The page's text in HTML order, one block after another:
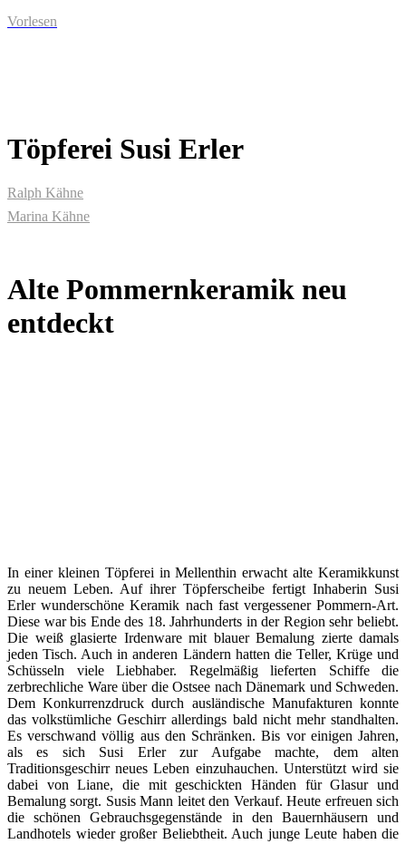
Vorlesen
Töpferei Susi Erler
Ralph Kähne
Marina Kähne
Alte Pommernkeramik neu
entdeckt
In einer kleinen Töpferei in Mellenthin erwacht alte Keramikkunst
zu neuem Leben. Auf ihrer Töpferscheibe fertigt Inhaberin Susi
Erler wunderschöne Keramik nach fast vergessener Pommern-Art.
Diese war bis Ende des 18. Jahrhunderts in der Region sehr beliebt.
Die weiß glasierte Irdenware mit blauer Bemalung zierte damals
jeden Tisch. Auch in anderen Ländern hatten die Teller, Krüge und
Schüsseln viele Liebhaber. Regelmäßig lieferten Schiffe die
zerbrechliche Ware über die Ostsee nach Dänemark und Schweden.
Dem Konkurrenzdruck durch ausländische Manufakturen konnte
das volkstümliche Geschirr allerdings bald nicht mehr standhalten.
Es verschwand völlig aus den Schränken. Bis vor einigen Jahren,
als es sich Susi Erler zur Aufgabe machte, dem alten
Traditionsgeschirr neues Leben einzuhauchen. Unterstützt wird sie
dabei von Liane, die mit geschickten Händen für Glasur und
Bemalung sorgt. Susis Mann leitet den Verkauf. Heute erfreuen sich
die schönen Gebrauchsgegenstände in den Bauernhäusern und
Landhotels wieder großer Beliebtheit. Auch junge Leute haben die